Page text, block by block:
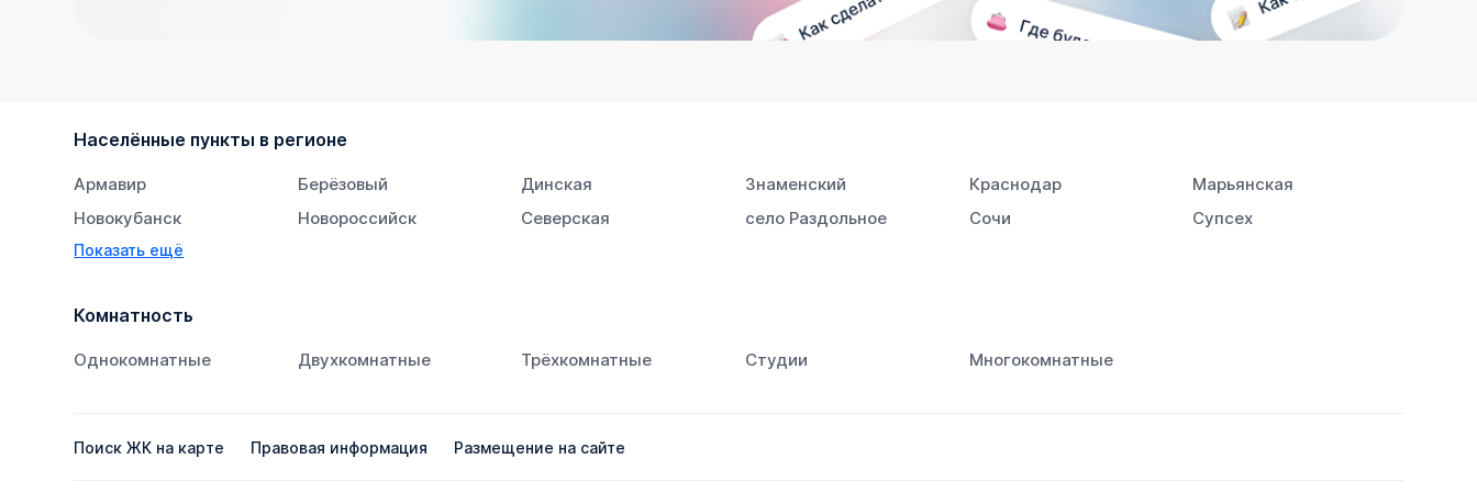
Населённые пункты в регионе
Армавир Берёзовый Динская Знаменский Краснодар
Марьянская
Новокубанск
Новороссийск Северская село Раздольное Сочи
Супсех
Тихорецк
Показать ещё
Комнатность
Однокомнатные Двухкомнатные Трёхкомнатные Студии Многокомнатные
Поиск ЖК на карте Правовая информация Размещение на сайте